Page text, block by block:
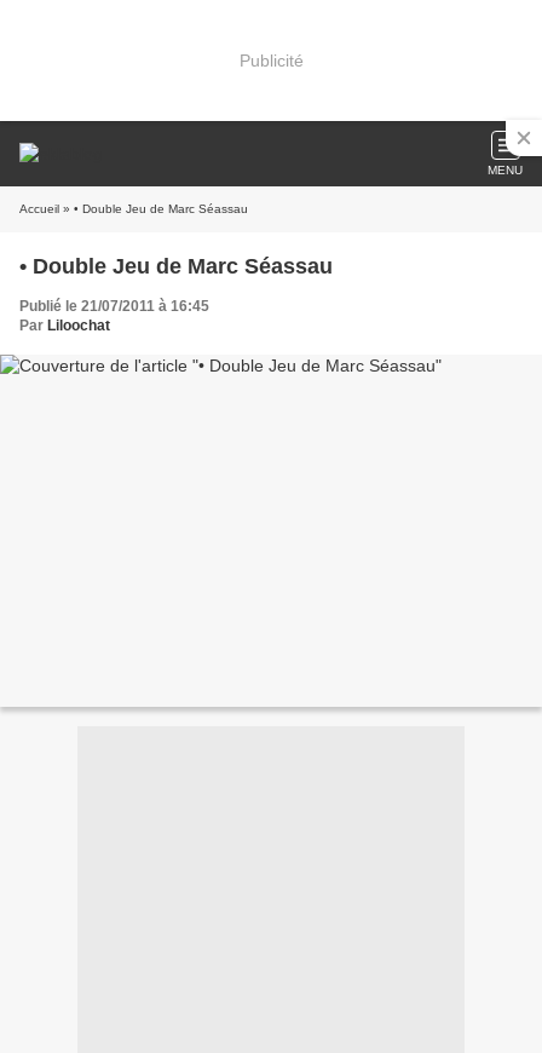
Publicité
MENU
Accueil » • Double Jeu de Marc Séassau
• Double Jeu de Marc Séassau
Publié le 21/07/2011 à 16:45
Par Liloochat